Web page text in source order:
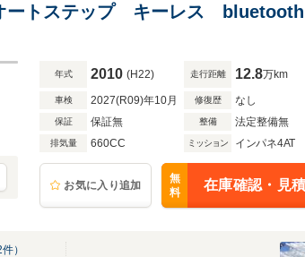
ートステップ キーレス
年式 2010 (H22) 走行距離 12.8万km
車検 2027(R09)年10月 修復歴 なし
保証 保証無 整備 法定整備無
排気量 660CC ミッション インパネ4AT
お気に入り追加
無
料
在庫確認・見
件）